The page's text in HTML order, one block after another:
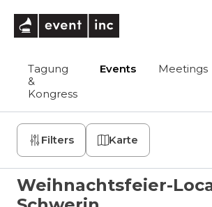
Tagung
&
Kongress
Events Meetings
Filters Karte
Weihnachtsfeier-